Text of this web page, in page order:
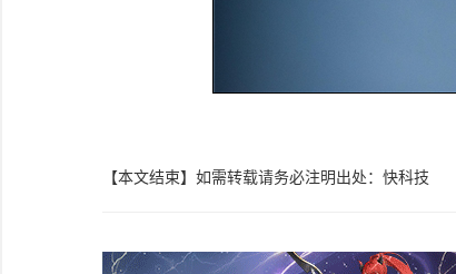
【本文结束】如需转载请务必注明出处：快科技